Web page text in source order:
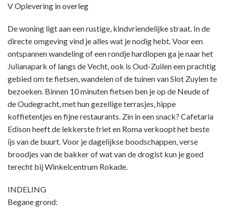
V Oplevering in overleg
De woning ligt aan een rustige, kindvriendelijke straat. In de
directe omgeving vind je alles wat je nodig hebt. Voor een
ontspannen wandeling of een rondje hardlopen ga je naar het
Julianapark of langs de Vecht, ook is Oud-Zuilen een prachtig
gebied om te fietsen, wandelen of de tuinen van Slot Zuylen te
bezoeken. Binnen 10 minuten fietsen ben je op de Neude of
de Oudegracht, met hun gezellige terrasjes, hippe
koffietentjes en fijne restaurants. Zin in een snack? Cafetaria
Edison heeft de lekkerste friet en Roma verkoopt het beste
ijs van de buurt. Voor je dagelijkse boodschappen, verse
broodjes van de bakker of wat van de drogist kun je goed
terecht bij Winkelcentrum Rokade.
INDELING
Begane grond: